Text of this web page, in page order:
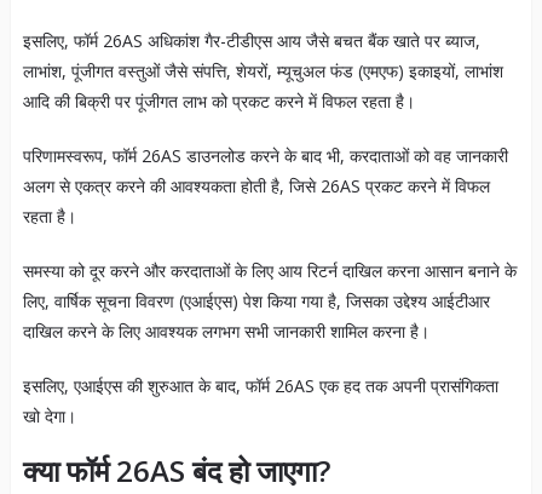
इसलिए, फॉर्म 26AS अधिकांश गैर-टीडीएस आय जैसे बचत बैंक खाते पर ब्याज,
लाभांश, पूंजीगत वस्तुओं जैसे संपत्ति, शेयरों, म्यूचुअल फंड (एमएफ) इकाइयों, लाभांश
आदि की बिक्री पर पूंजीगत लाभ को प्रकट करने में विफल रहता है।
परिणामस्वरूप, फॉर्म 26AS डाउनलोड करने के बाद भी, करदाताओं को वह जानकारी
अलग से एकत्र करने की आवश्यकता होती है, जिसे 26AS प्रकट करने में विफल
रहता है।
समस्या को दूर करने और करदाताओं के लिए आय रिटर्न दाखिल करना आसान बनाने के
लिए, वार्षिक सूचना विवरण (एआईएस) पेश किया गया है, जिसका उद्देश्य आईटीआर
दाखिल करने के लिए आवश्यक लगभग सभी जानकारी शामिल करना है।
इसलिए, एआईएस की शुरुआत के बाद, फॉर्म 26AS एक हद तक अपनी प्रासंगिकता
खो देगा।
क्या फॉर्म 26AS बंद हो जाएगा?